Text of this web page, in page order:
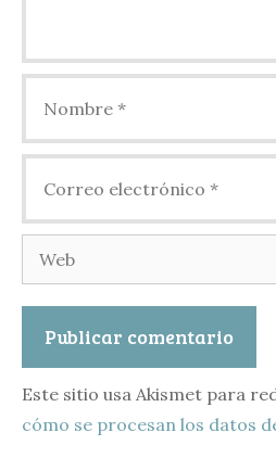
electrónico
Web
Este sitio usa Akismet para
cómo se procesan los datos